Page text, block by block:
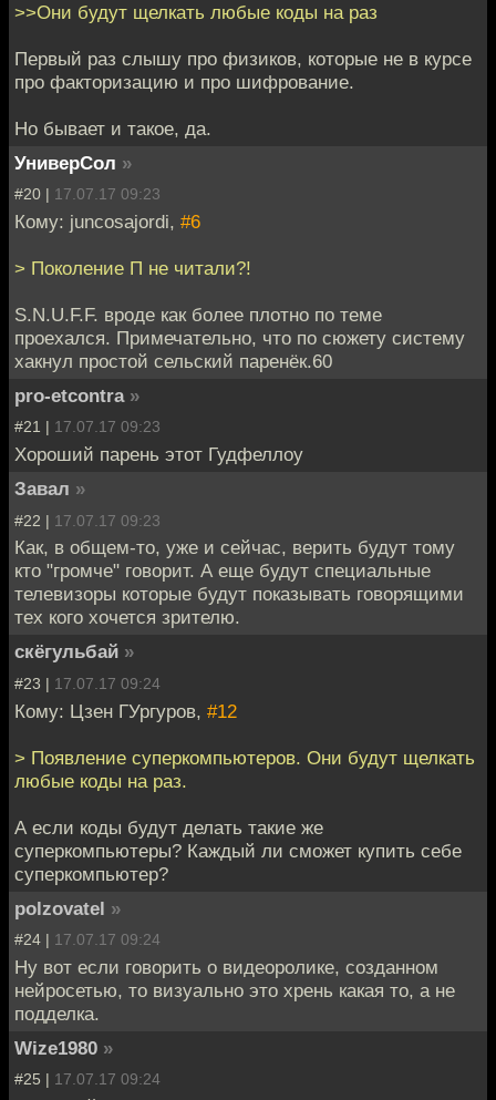
>>Они будут щелкать любые коды на раз
Первый раз слышу про физиков, которые не в курсе
про факторизацию и про шифрование.
Но бывает и такое, да.
УниверСол »
#20 | 17.07.17 09:23
Кому: juncosajordi, #6
> Поколение П не читали?!
S.N.U.F.F. вроде как более плотно по теме
проехался. Примечательно, что по сюжету систему
хакнул простой сельский паренёк.60
pro-etcontra »
#21 | 17.07.17 09:23
Хороший парень этот Гудфеллоу
Завал »
#22 | 17.07.17 09:23
Как, в общем-то, уже и сейчас, верить будут тому
кто "громче" говорит. А еще будут специальные
телевизоры которые будут показывать говорящими
тех кого хочется зрителю.
скёгульбай »
#23 | 17.07.17 09:24
Кому: Цзен ГУргуров, #12
> Появление суперкомпьютеров. Они будут щелкать
любые коды на раз.
А если коды будут делать такие же
суперкомпьютеры? Каждый ли сможет купить себе
суперкомпьютер?
polzovatel »
#24 | 17.07.17 09:24
Ну вот если говорить о видеоролике, созданном
нейросетью, то визуально это хрень какая то, а не
подделка.
Wize1980 »
#25 | 17.07.17 09:24